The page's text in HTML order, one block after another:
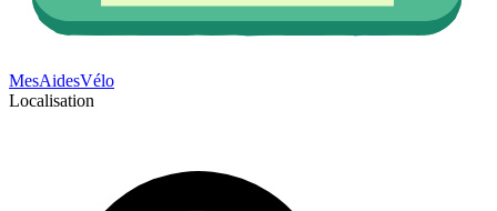
MesAidesVélo
Localisation